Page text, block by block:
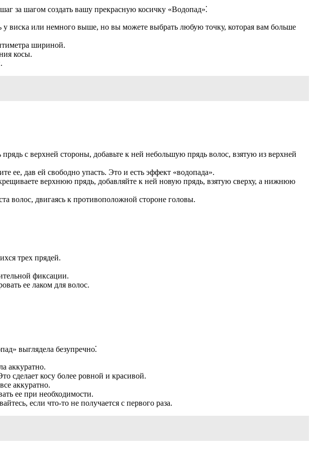
за шагом создать вашу прекрасную косичку «Водопад»⁚
у виска или немного выше, но вы можете выбрать любую точку, которая вам больше
шириной.
косы.
с верхней стороны, добавьте к ней небольшую прядь волос, взятую из верхней
ее, дав ей свободно упасть. Это и есть эффект «водопада».
верхнюю прядь, добавляйте к ней новую прядь, взятую сверху, а нижнюю
волос, двигаясь к противоположной стороне головы.
трех прядей.
фиксации.
ее лаком для волос.
выглядела безупречно⁚
аккуратно.
сделает косу более ровной и красивой.
аккуратно.
ее при необходимости.
если что-то не получается с первого раза.